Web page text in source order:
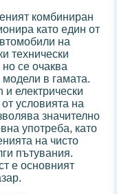
комбиниран
като един от
на
технически
се очаква
модели в гамата.
електрически
условията на
значително
употреба, като
на чисто
пътувания.
е основният